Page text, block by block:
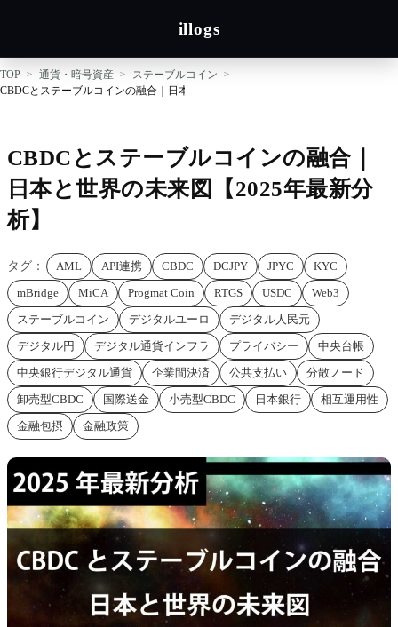
illogs
TOP 通貨・暗号資産
ステーブルコイン
CBDCとステーブルコインの融合｜日本と世界の未来図【2025年最新分析】
CBDCとステーブルコインの融合｜
日本と世界の未来図【2025年最新分
析】
タグ： AML API連携 CBDC DCJPY JPYC
KYC
mBridge
MiCA Progmat Coin RTGS USDC
Web3
ステーブルコイン
デジタルユーロ
デジタル人民元
デジタル円
デジタル通貨インフラ プライバシー
中央台帳
中央銀行デジタル通貨
企業間決済 公共支払い
分散ノード
卸売型CBDC
国際送金 小売型CBDC 日本銀行
相互運用性
金融包摂
金融政策